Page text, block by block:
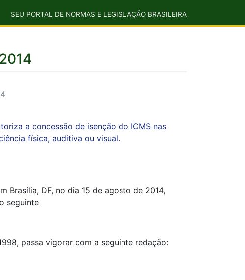
SEU PORTAL DE NORMAS E LEGISLAÇÃO BRASILEIRA
a concessão de isenção do ICMS nas
física, auditiva ou visual.
Brasília, DF, no dia 15 de agosto de 2014,
seguinte
passa vigorar com a seguinte redação: